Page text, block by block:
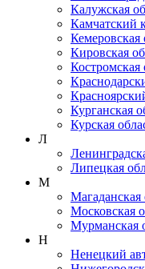
Калужская
Камчатский
Кемеровская
Кировская
Костромская
Курганская
Курская
Л
Липецкая
М
Магаданская
Московская
Мурманская
Н
Ненецкий